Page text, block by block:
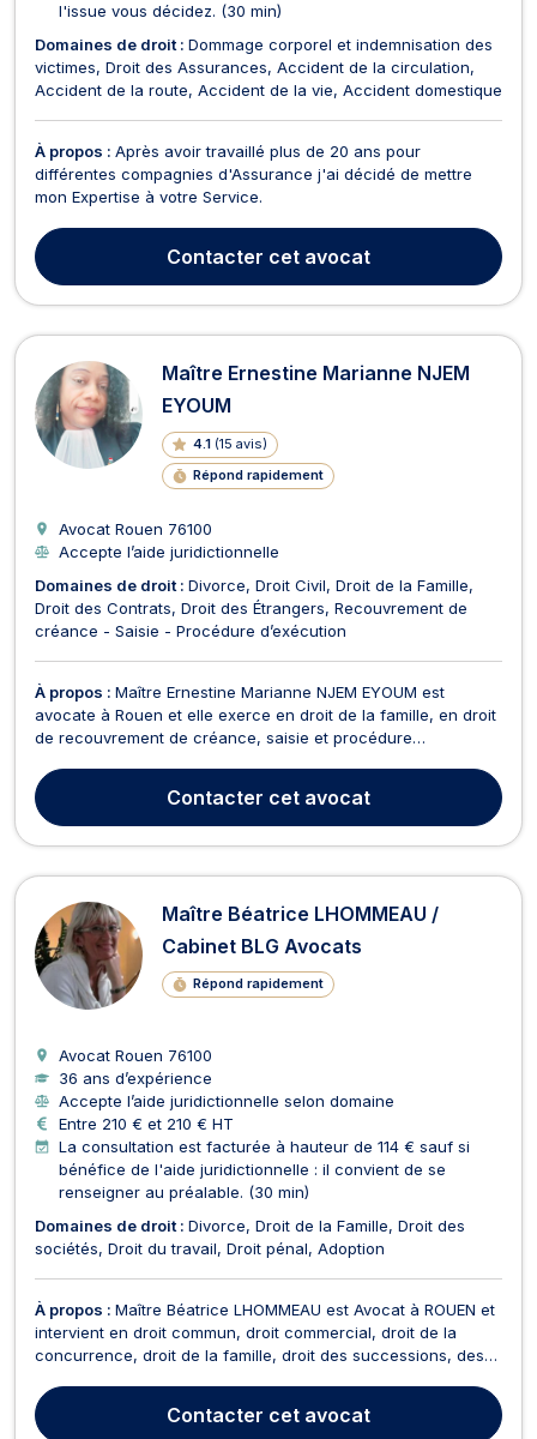
l'issue vous décidez. (30 min)
Domaines de droit : Dommage corporel et indemnisation des
victimes Droit des Assurances Accident de la circulation
Accident de la route Accident de la vie Accident domestique
À propos : Après avoir travaillé plus de 20 ans pour
différentes compagnies d'Assurance j'ai décidé de mettre
mon Expertise à votre Service.
Contacter cet avocat
Maître Ernestine Marianne NJEM
EYOUM
4.1 (15 avis)
Répond rapidement
Avocat Rouen 76100
Accepte l’aide juridictionnelle
Domaines de droit : Divorce Droit Civil Droit de la Famille
Droit des Contrats Droit des Étrangers Recouvrement de
créance - Saisie - Procédure d’exécution
À propos : Maître Ernestine Marianne NJEM EYOUM est
avocate à Rouen et elle exerce en droit de la famille, en droit
de recouvrement de créance, saisie et procédure
et de la nationalité. En ce qui concerne le droit de la famille,
Maître Ernestine Marianne NJEM EYOUM s’occ...
Contacter cet avocat
Maître Béatrice LHOMMEAU /
Cabinet BLG Avocats
Répond rapidement
Avocat Rouen 76100
36 ans d’expérience
Accepte l’aide juridictionnelle selon domaine
Entre 210 € et 210 € HT
La consultation est facturée à hauteur de 114 € sauf si
bénéfice de l'aide juridictionnelle : il convient de se
renseigner au préalable. (30 min)
Domaines de droit : Divorce Droit de la Famille Droit des
sociétés Droit du travail Droit pénal Adoption
À propos : Maître Béatrice LHOMMEAU est Avocat à ROUEN et
intervient en droit commun, droit commercial, droit de la
concurrence, droit de la famille, droit des successions, des
d'un second cabinet situé à BOURG ACHARD. Maître
LHOMMEAU exerce en droit commercial et vous as...
Contacter cet avocat